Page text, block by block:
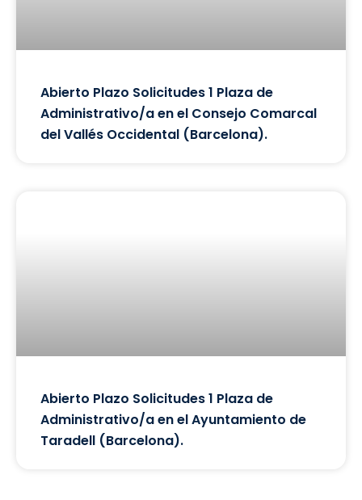
Abierto Plazo Solicitudes 1 Plaza de
Administrativo/a en el Consejo Comarcal
del Vallés Occidental (Barcelona).
Abierto Plazo Solicitudes 1 Plaza de
Administrativo/a en el Ayuntamiento de
Taradell (Barcelona).